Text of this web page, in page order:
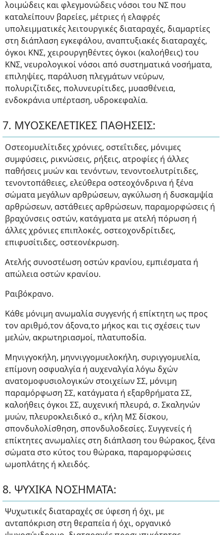
λοιμώδεις και φλεγμονώδεις νόσοι του ΝΣ που
καταλείπουν βαρείες, μέτριες ή ελαφρές
υπολειμματικές λειτουργικές διαταραχές, διαμαρτίες
στη διάπλαση εγκεφάλου, αναπτυξιακές διαταραχές,
όγκοι ΚΝΣ, χειρουργηθέντες όγκοι (καλοήθεις) του
ΚΝΣ, νευρολογικοί νόσοι από συστηματικά νοσήματα,
επιληψίες, παράλυση πλεγμάτων νεύρων,
πολυριζίτιδες, πολυνευρίτιδες, μυασθένεια,
ενδοκράνια υπέρταση, υδροκεφαλία.
7. ΜΥΟΣΚΕΛΕΤΙΚΕΣ ΠΑΘΗΣΕΙΣ:
Οστεομυελίτιδες χρόνιες, οστεΐτιδες, μόνιμες
συμφύσεις, ρικνώσεις, ρήξεις, ατροφίες ή άλλες
παθήσεις μυών και τενόντων, τενοντοελυτρίτιδες,
τενοντοπάθειες, ελεύθερα οστεοχόνδρινα ή ξένα
σώματα μεγάλων αρθρώσεων, αγκύλωση ή δυσκαμψία
αρθρώσεων, αστάθειες αρθρώσεων, παραμορφώσεις ή
βραχύνσεις οστών, κατάγματα με ατελή πόρωση ή
άλλες χρόνιες επιπλοκές, οστεοχονδρίτιδες,
επιφυσίτιδες, οστεονέκρωση.
Ατελής συνοστέωση οστών κρανίου, εμπιέσματα ή
απώλεια οστών κρανίου.
Ραιβόκρανο.
Κάθε μόνιμη ανωμαλία συγγενής ή επίκτητη ως προς
τον αριθμό,τον άξονα,το μήκος και τις σχέσεις των
μελών, ακρωτηριασμοί, πλατυποδία.
Μηνιγγοκήλη, μηννιγγομυελοκήλη, συριγγομυελία,
επίμονη οσφυαλγία ή αυχεναλγία λόγω δχών
ανατομοφυσιολογικών στοιχείων ΣΣ, μόνιμη
παραμόρφωση ΣΣ, κατάγματα ή εξαρθρήματα ΣΣ,
καλοήθεις όγκοι ΣΣ, αυχενική πλευρά, σ. Σκαληνών
μυών, πλευροκλειδικό σ., κήλη ΜΣ δίσκου,
σπονδυλολίσθηση, σπονδυλοδεσίες. Συγγενείς ή
επίκτητες ανωμαλίες στη διάπλαση του θώρακος, ξένα
σώματα στο κύτος του θώρακα, παραμορφώσεις
ωμοπλάτης ή κλειδός.
8. ΨΥΧΙΚΑ ΝΟΣΗΜΑΤΑ:
Ψυχωτικές διαταραχές σε ύφεση ή όχι, με
ανταπόκριση στη θεραπεία ή όχι, οργανικό